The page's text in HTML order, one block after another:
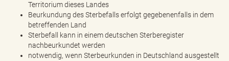
Territorium dieses Landes
Beurkundung des Sterbefalls erfolgt gegebenenfalls in dem
betreffenden Land
Sterbefall kann in einem deutschen Sterberegister
nachbeurkundet werden
notwendig, wenn Sterbeurkunden in Deutschland ausgestellt